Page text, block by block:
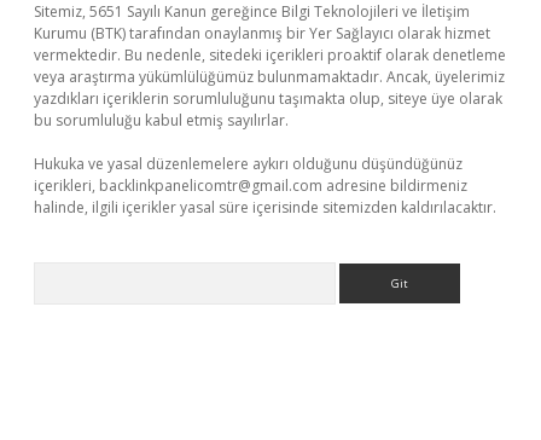
Sitemiz, 5651 Sayılı Kanun gereğince Bilgi Teknolojileri ve İletişim
Kurumu (BTK) tarafından onaylanmış bir Yer Sağlayıcı olarak hizmet
vermektedir. Bu nedenle, sitedeki içerikleri proaktif olarak denetleme
veya araştırma yükümlülüğümüz bulunmamaktadır. Ancak, üyelerimiz
yazdıkları içeriklerin sorumluluğunu taşımakta olup, siteye üye olarak
bu sorumluluğu kabul etmiş sayılırlar.
Hukuka ve yasal düzenlemelere aykırı olduğunu düşündüğünüz
içerikleri, backlinkpanelicomtr@gmail.com adresine bildirmeniz
halinde, ilgili içerikler yasal süre içerisinde sitemizden kaldırılacaktır.